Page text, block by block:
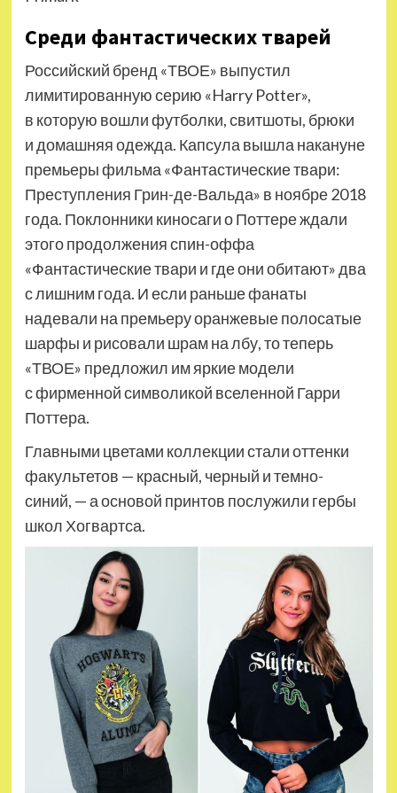
Среди фантастических тварей
Российский бренд «ТВОЕ» выпустил
лимитированную серию «Harry Potter»,
в которую вошли футболки, свитшоты, брюки
и домашняя одежда. Капсула вышла накануне
премьеры фильма «Фантастические твари:
Преступления Грин-де-Вальда» в ноябре 2018
года. Поклонники киносаги о Поттере ждали
этого продолжения спин-оффа
«Фантастические твари и где они обитают» два
с лишним года. И если раньше фанаты
надевали на премьеру оранжевые поло­сатые
шарфы и рисовали шрам на лбу, то теперь
«ТВОЕ» предложил им яркие модели
с фирменной символикой вселен­ной Гарри
Поттера.
Главными цветами коллекции стали оттенки
факультетов — красный, черный и темно-
синий, — а основой принтов послужили гербы
школ Хогвартса.